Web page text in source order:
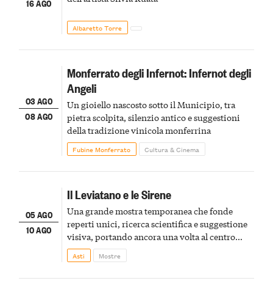
16 AGO
Albaretto Torre
03 AGO
08 AGO
Monferrato degli Infernot: Infernot degli
Angeli
Un gioiello nascosto sotto il Municipio, tra
pietra scolpita, silenzio antico e suggestioni
della tradizione vinicola monferrina
Fubine Monferrato Cultura & Cinema
05 AGO
10 AGO
Il Leviatano e le Sirene
Una grande mostra temporanea che fonde
reperti unici, ricerca scientifica e suggestione
visiva, portando ancora una volta al centro
della scena le meraviglie del passato astigiano
Asti Mostre